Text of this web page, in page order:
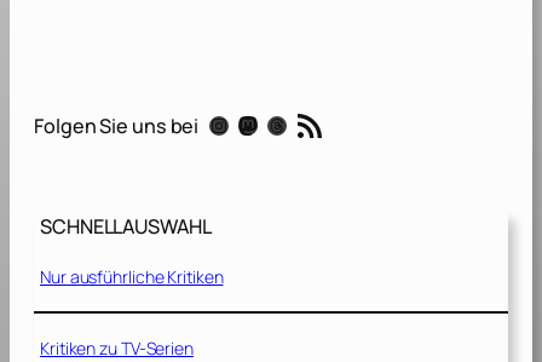
e
e
u
m
D
Folgen Sie uns bei Instagram Mastodon Threads RSS-Feed
SCHNELLAUSWAHL
Nur ausführliche Kritiken
Kritiken zu TV-Serien